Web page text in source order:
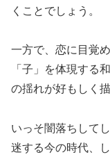
くことでしょう。
一方で、恋に目覚
「子」を体現する
の揺れが好もしく
いっそ闇落ちして
迷する今の時代、